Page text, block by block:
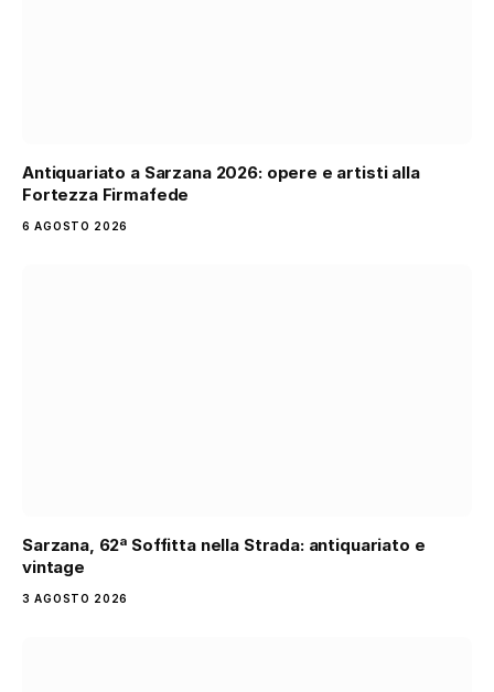
Antiquariato a Sarzana 2026: opere e artisti alla
Fortezza Firmafede
6 AGOSTO 2026
Sarzana, 62ª Soffitta nella Strada: antiquariato e
vintage
3 AGOSTO 2026